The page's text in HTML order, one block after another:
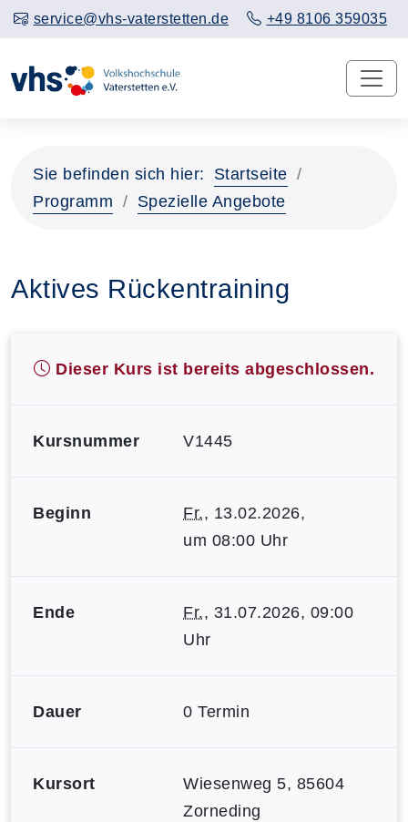
service@vhs-vaterstetten.de +49 8106 359035
Sie befinden sich hier:
Startseite
Programm
Spezielle Angebote
Aktives Rückentraining
Dieser Kurs ist bereits abgeschlossen.
Kursnummer V1445
Beginn Fr., 13.02.2026,
um 08:00 Uhr
Ende Fr., 31.07.2026, 09:00
Uhr
Dauer 0 Termin
Kursort
Wiesenweg 5, 85604
Zorneding